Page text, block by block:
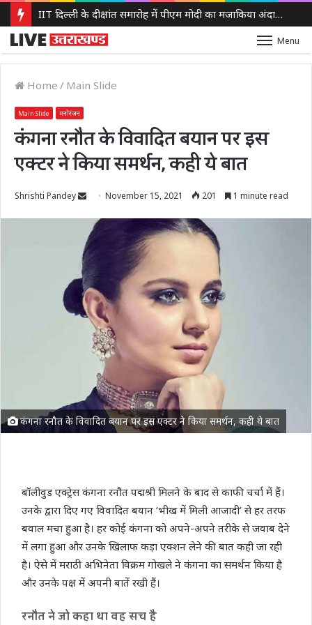
IIT दिल्ली के दीक्षांत समारोह में पीएम मोदी का मजाकिया अंदाज, बोले – ‘मैं बाबा बागेश्वर नहीं हूं, लेकिन मन में कुछ तो चल रहा होगा’
Menu
Home / Main Slide
Main Slide मनोरंजन
कंगना रनौत के विवादित बयान पर इस
एक्टर ने किया समर्थन, कही ये बात
Shrishti Pandey
Send
email
November 15, 2021 201 1 minute read
कंगना रनौत के विवादित बयान पर इस एक्टर ने किया समर्थन, कही ये बात
बॉलीवुड एक्ट्रेस कंगना रनौत पद्मश्री मिलने के बाद से काफी चर्चा में हैं।
उनके द्वारा दिए गए विवादित बयान ‘भीख में मिली आजादी’ से हर तरफ
बवाल मचा हुआ है। हर कोई कंगना को अपने-अपने तरीके से जवाब देने
में लगा हुआ और उनके खिलाफ कड़ा एक्शन लेने की बात कही जा रही
है। ऐसे में मराठी अभिनेता विक्रम गोखले ने कंगना का समर्थन किया है
और उनके पक्ष में अपनी बातें रखी हैं।
रनौत ने जो कहा था वह सच है